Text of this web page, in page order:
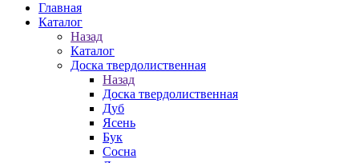
Главная
Каталог
Назад
Каталог
Доска твердолиственная
Назад
Доска твердолиственная
Дуб
Ясень
Бук
Сосна